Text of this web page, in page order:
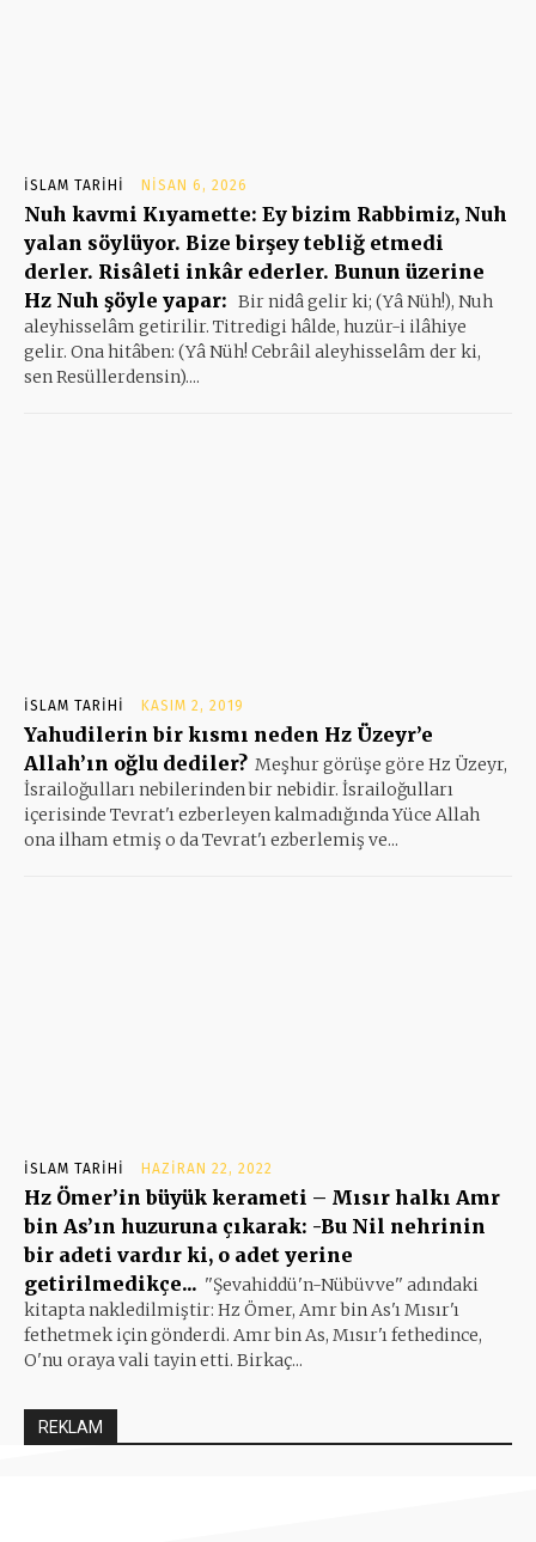
İSLAM TARIHI NISAN 6, 2026
Nuh kavmi Kıyamette: Ey bizim Rabbimiz, Nuh
yalan söylüyor. Bize birşey tebliğ etmedi
derler. Risâleti inkâr ederler. Bunun üzerine
Hz Nuh şöyle yapar: Bir nidâ gelir ki; (Yâ Nüh!), Nuh
aleyhisselâm getirilir. Titredigi hâlde, huzür-i ilâhiye
gelir. Ona hitâben: (Yâ Nüh! Cebrâil aleyhisselâm der ki,
sen Resüllerdensin)....
İSLAM TARIHI KASIM 2, 2019
Yahudilerin bir kısmı neden Hz Üzeyr’e
Allah’ın oğlu dediler? Meşhur görüşe göre Hz Üzeyr,
İsrailoğulları nebilerinden bir nebidir. İsrailoğulları
içerisinde Tevrat'ı ezberleyen kalmadığında Yüce Allah
ona ilham etmiş o da Tevrat'ı ezberlemiş ve...
İSLAM TARIHI HAZIRAN 22, 2022
Hz Ömer’in büyük kerameti – Mısır halkı Amr
bin As’ın huzuruna çıkarak: -Bu Nil nehrinin
bir adeti vardır ki, o adet yerine
getirilmedikçe... ''Şevahiddü'n-Nübüvve'' adındaki
kitapta nakledilmiştir: Hz Ömer, Amr bin As'ı Mısır'ı
fethetmek için gönderdi. Amr bin As, Mısır'ı fethedince,
O'nu oraya vali tayin etti. Birkaç...
REKLAM